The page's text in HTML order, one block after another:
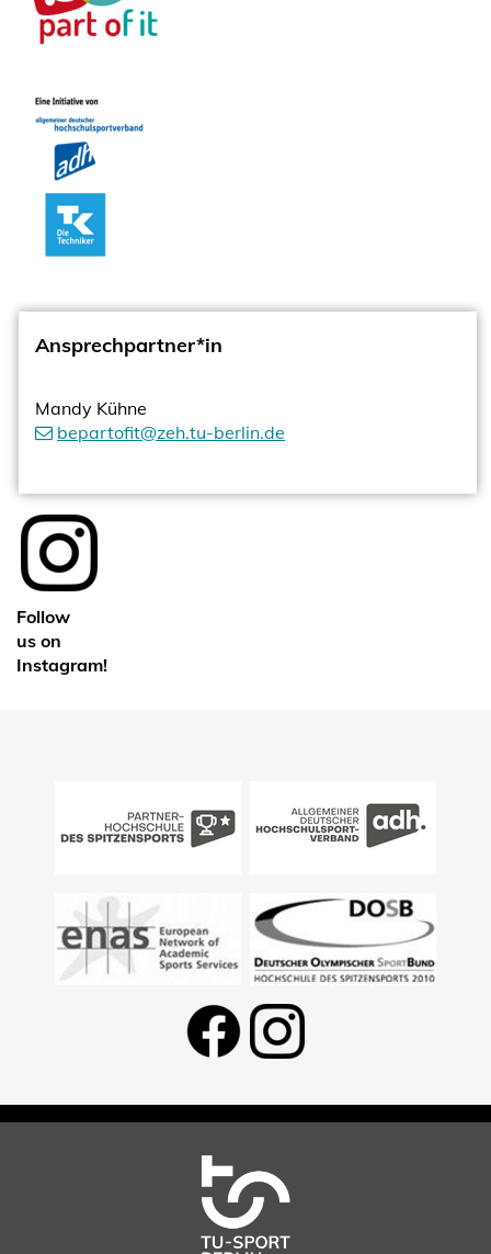
Ansprechpartner*in
Mandy Kühne
bepartofit@zeh.tu-berlin.de
Follow
us on
Instagram!